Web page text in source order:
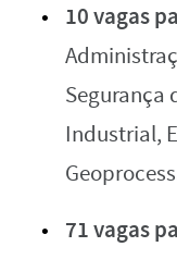
10 vagas
Segurança
Industrial,
71 vagas